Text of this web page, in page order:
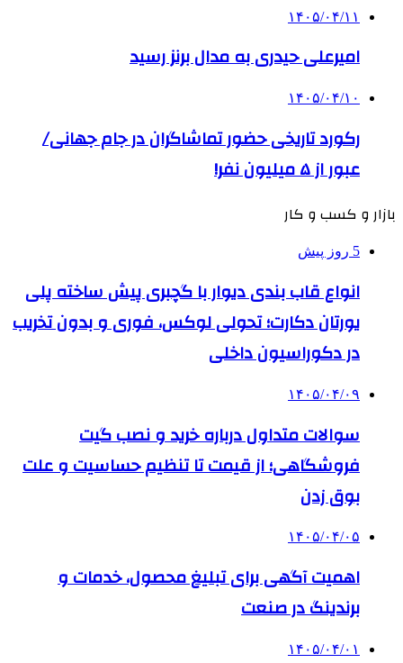
۱۴۰۵/۰۴/۱۱
امیرعلی حیدری به مدال برنز رسید
۱۴۰۵/۰۴/۱۰
رکورد تاریخی حضور تماشاگران در جام جهانی/
عبور از ۵ میلیون نفر!
بازار و کسب و کار
5 روز پیش
انواع قاب بندی دیوار با گچبری پیش ساخته پلی
یورتان دکارت؛ تحولی لوکس، فوری و بدون تخریب
در دکوراسیون داخلی
۱۴۰۵/۰۴/۰۹
سوالات متداول درباره خرید و نصب گیت
فروشگاهی؛ از قیمت تا تنظیم حساسیت و علت
بوق زدن
۱۴۰۵/۰۴/۰۵
اهمیت آگهی برای تبلیغ محصول، خدمات و
برندینگ در صنعت
۱۴۰۵/۰۴/۰۱